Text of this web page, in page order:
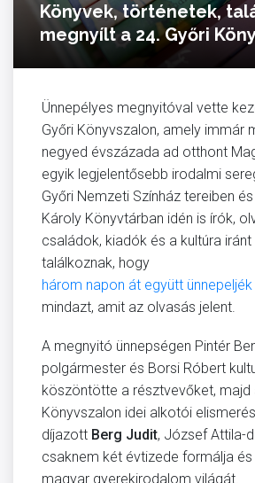
Könyvek, történetek,
megnyílt a 24. Győri
Ünnepélyes megnyitóval vette
Győri Könyvszalon, amely immár
negyed évszázada ad otthont
egyik legjelentősebb irodalmi
Győri Nemzeti Színház tereiben
Károly Könyvtárban idén is írók,
családok, kiadók és a kultúra
találkoznak, hogy
három napon át együtt
mindazt, amit az olvasás jelent.
A megnyitó ünnepségen Pintér
polgármester és Borsi Róbert
köszöntötte a résztvevőket, majd
Könyvszalon idei alkotói
díjazott Berg Judit, József Attila-
csaknem két évtizede formálja
magyar gyerekirodalom világát.